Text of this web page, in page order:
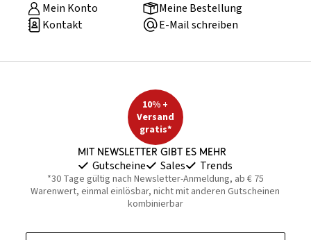
Mein Konto
Meine Bestellung
Kontakt
E-Mail schreiben
10% +
Versand
gratis*
Mit Newsletter gibt es mehr
Gutscheine Sales Trends
*30 Tage gültig nach Newsletter-Anmeldung, ab € 75
Warenwert, einmal einlösbar, nicht mit anderen Gutscheinen
kombinierbar